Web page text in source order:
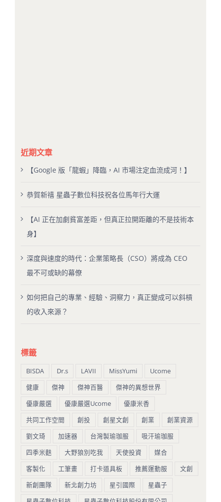
近期文章
【Google 版「龍蝦」降臨，AI 市場注定血流成河！】
恭賀新禧 星蟲子數位科技祝各位馬年行大運
【AI 正在加劇貧富差距，但真正拉開距離的不是技術本
身】
深度與速度的時代：企業策略長（CSO）將成為 CEO
最不可或缺的幕僚
如何把自己的專業、經驗、洞察力，真正變成可以斜槓
的收入來源？
標籤
BISDA Dr.s LAVII MissYumi
Ucome
健康
傑神 傑神百醫
傑神的異想世界
優康嚴選
優康嚴選Ucome
優康米香
共同工作空間
創投 創星文創 創業
創業資源
劉文琦
加速器 台灣製瑜珈服
吸汗瑜珈服
四季米麩
大野狼別吃我 天使投資
媒合
客製化
工筆畫 打卡道具板 推薦運動服
文創
新創團隊
新北創力坊 星引國際
星蟲子